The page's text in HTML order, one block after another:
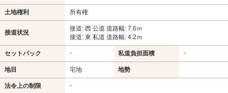
土地権利 所有権
接道状況
接道: 西 公道 道路幅: 7.6ｍ
接道: 東 私道 道路幅: 4.2ｍ
セットバック - 私道負担面積 -
地目 宅地 地勢
法令上の制限 -